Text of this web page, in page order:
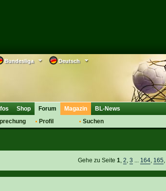
Deutsch
Bundesliga
Shop
Forum
Profil
Suchen
Magazin BL-News
Gehe zu Seite1 ,2 ,3 164 165